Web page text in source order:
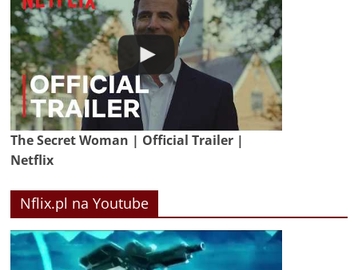
The Secret Woman | Official Trailer |
Netflix
Nflix.pl na Youtube